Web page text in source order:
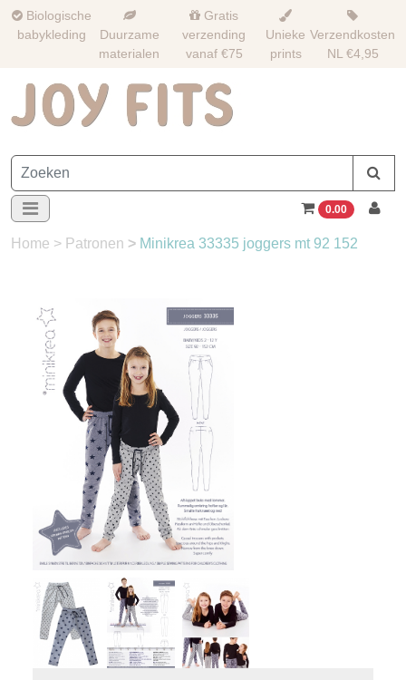
Biologische
babykleding
Duurzame
materialen
Gratis
verzending
vanaf €75
Unieke
prints
Verzendkosten
NL €4,95
0.00
Home > Patronen > Minikrea 33335 joggers mt 92 152